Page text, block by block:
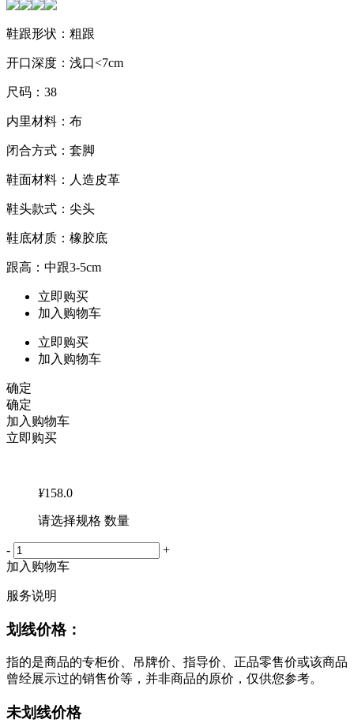
鞋跟形状：粗跟
开口深度：浅口<7cm
尺码：38
内里材料：布
闭合方式：套脚
鞋面材料：人造皮革
鞋头款式：尖头
鞋底材质：橡胶底
跟高：中跟3-5cm
立即购买
加入购物车
立即购买
加入购物车
确定
确定
加入购物车
立即购买
¥158.0
请选择规格 数量
-
+
加入购物车
服务说明
划线价格：
指的是商品的专柜价、吊牌价、指导价、正品零售价或该商品
曾经展示过的销售价等，并非商品的原价，仅供您参考。
未划线价格